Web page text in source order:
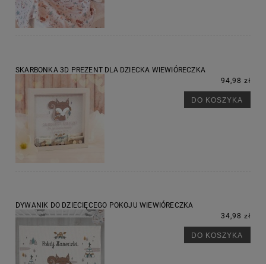
SKARBONKA 3D PREZENT DLA DZIECKA WIEWIÓRECZKA
94,98 zł
DO KOSZYKA
DYWANIK DO DZIECIĘCEGO POKOJU WIEWIÓRECZKA
34,98 zł
DO KOSZYKA